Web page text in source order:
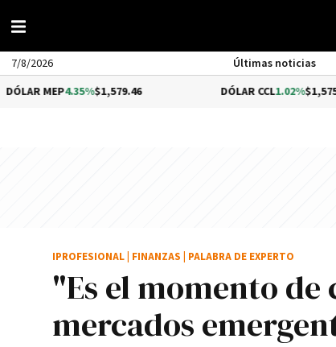
7/8/2026 Últimas noticias
4.35%$1,579.46 DÓLAR CCL1.02% $1,575.53
"Es el momento
mercados
IPROFESIONAL FINANZAS PALABRA DE EXPERTO